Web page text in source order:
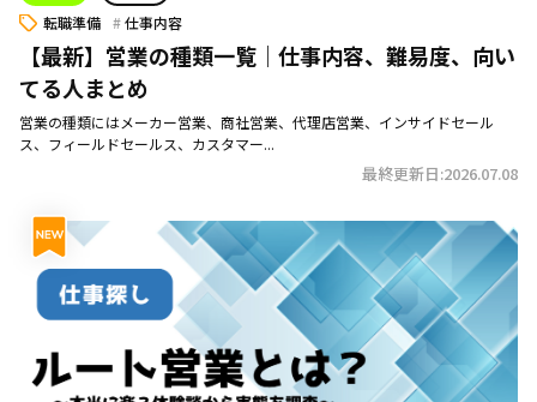
転職準備
仕事内容
【最新】営業の種類一覧｜仕事内容、難易度、向い
てる人まとめ
営業の種類にはメーカー営業、商社営業、代理店営業、インサイドセール
ス、フィールドセールス、カスタマー...
最終更新日:2026.07.08